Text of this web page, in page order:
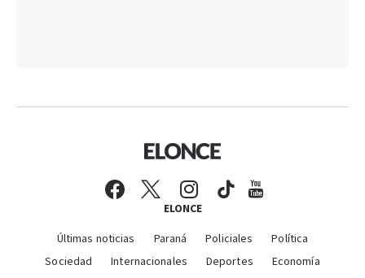
ELONCE
Últimas noticias Paraná Policiales
Política
Sociedad
Internacionales Deportes
Economía